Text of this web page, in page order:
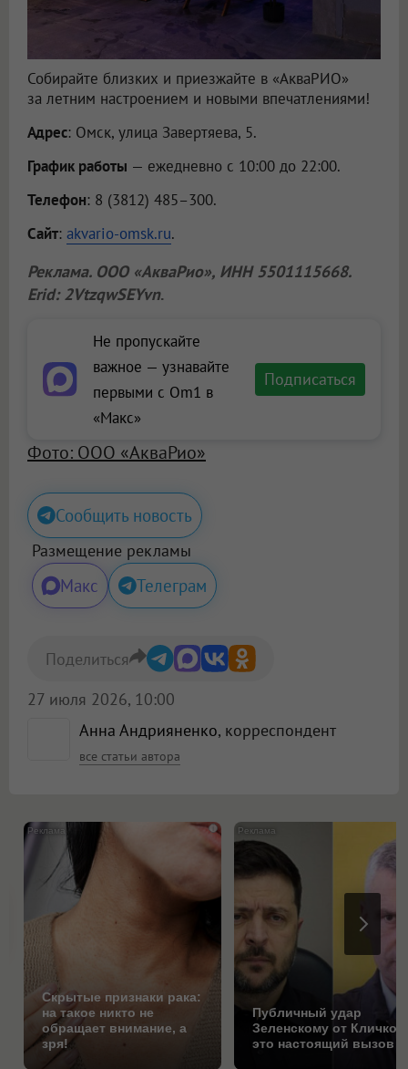
Собирайте близких и приезжайте в «АкваРИО»
за летним настроением и новыми впечатлениями!
Адрес: Омск, улица Завертяева, 5.
График работы — ежедневно с 10:00 до 22:00.
Телефон: 8 (3812) 485–300.
Сайт: akvario-omsk.ru.
Реклама. ООО «АкваРио», ИНН 5501115668.
Erid: 2VtzqwSEYvn.
Не пропускайте
важное — узнавайте
первыми с Om1 в
«Макс»
Подписаться
Фото: ООО «АкваРио»
Сообщить новость
Размещение рекламы
Макс Телеграм
Анна Андрияненко, корреспондент
все статьи автора
27 июля 2026, 10:00
Поделиться
i
Скрытые признаки рака:
на такое никто не
обращает внимание, а
зря!
Публичный удар
Зеленскому от Кличко:
это настоящий вызов